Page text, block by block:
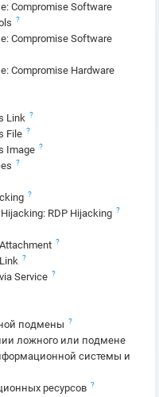
Compromise Software
?
Compromise Software
Compromise Hardware
Link ?
File ?
Image ?
?
?
RDP Hijacking ?
?
?
Service ?
подмены ?
ложного или подмене
системы и
ресурсов ?